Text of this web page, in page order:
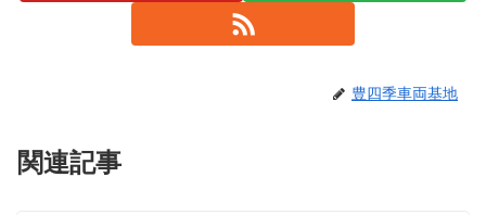
豊四季車両基地
関連記事